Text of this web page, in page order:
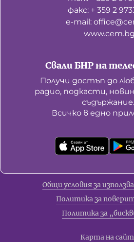
Свали БНР на
Получи достъп до
радио, подкасти,
съдържание.
Всичко в едно
факс: + 359 2
е-mail:
www.cem.bg
Общи условия за
Политика за
Политика за
Карта на